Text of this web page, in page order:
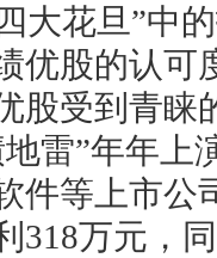
大花旦”中
优股的认可
受到青睐的
”年年上演
件等上市公
318万元，